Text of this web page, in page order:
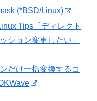
(*BSD/Linux)
Tips「ディレクト
ション変更したい」
だけ一括変換するコ